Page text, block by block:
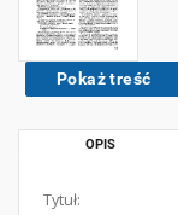
Pokaż treść
OPIS
Tytuł: